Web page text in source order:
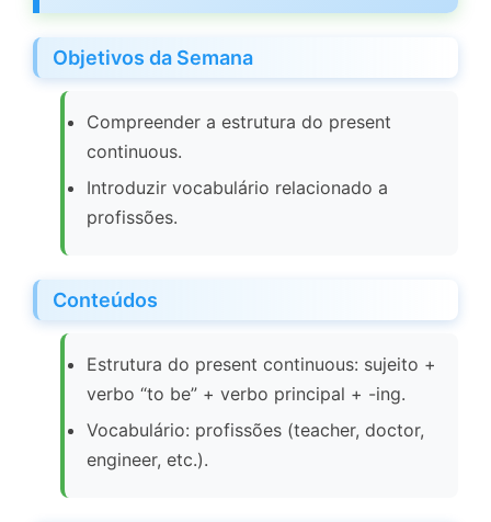
Objetivos da Semana
Compreender a estrutura do present
continuous.
Introduzir vocabulário relacionado a
profissões.
Conteúdos
Estrutura do present continuous: sujeito +
verbo “to be” + verbo principal + -ing.
Vocabulário: profissões (teacher, doctor,
engineer, etc.).